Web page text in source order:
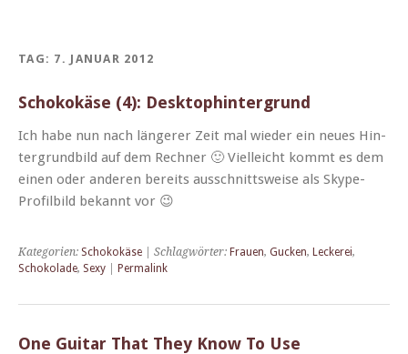
TAG: 7. JANUAR 2012
Schokokäse (4): Desktophintergrund
Ich habe nun nach län­ger­er Zeit mal wieder ein neues Hin­
ter­grund­bild auf dem Rech­n­er 🙂 Vielle­icht kommt es dem
einen oder anderen bere­its auss­chnittsweise als Skype-
Pro­­fil­­bild bekan­nt vor 😉
Kategorien: Schokokäse | Schlagwörter: Frauen, Gucken, Leckerei,
Schokolade, Sexy Permalink
One Guitar That They Know To Use